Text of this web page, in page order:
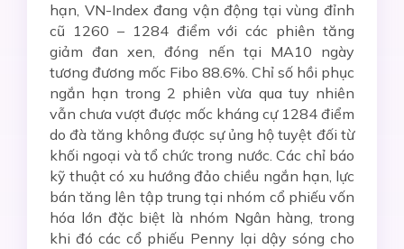
hạn, VN-Index đang vận động tại vùng đỉnh
cũ 1260 – 1284 điểm với các phiên tăng
giảm đan xen, đóng nến tại MA10 ngày
tương đương mốc Fibo 88.6%. Chỉ số hồi phục
ngắn hạn trong 2 phiên vừa qua tuy nhiên
vẫn chưa vượt được mốc kháng cự 1284 điểm
do đà tăng không được sự ủng hộ tuyệt đối từ
khối ngoại và tổ chức trong nước. Các chỉ báo
kỹ thuật có xu hướng đảo chiều ngắn hạn, lực
bán tăng lên tập trung tại nhóm cổ phiếu vốn
hóa lớn đặc biệt là nhóm Ngân hàng, trong
khi đó các cổ phiếu Penny lại dậy sóng cho